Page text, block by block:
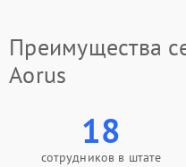
Преимущества
Aorus
18
сотрудников в штате